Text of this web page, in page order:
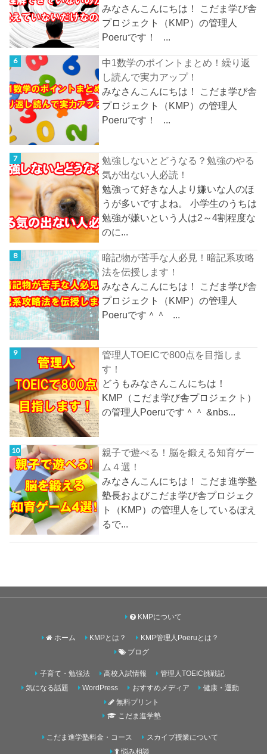
みなさんこんにちは！ こだま学び舎
プロジェクト（KMP）の管理人
Poeruです！ ...
中1数学のポイントまとめ！繰り返
し読んで実力アップ！
みなさんこんにちは！ こだま学び舎
プロジェクト（KMP）の管理人
Poeruです！ ...
勉強しないとどうなる？勉強のやる
気が出ない人必読！
勉強って好きな人より嫌いな人のほ
うが多いですよね。 小学生のうちは
勉強が嫌いという人は2～4割程度な
のに...
暗記物が苦手な人必見！暗記系攻略
法を伝授します！
みなさんこんにちは！ こだま学び舎
プロジェクト（KMP）の管理人
Poeruです＾＾ ...
管理人TOEICで800点を目指しま
す！
どうもみなさんこんにちは！
KMP（こだま学び舎プロジェクト）
の管理人Poeruです＾＾ &nbs...
親子で遊べる！脳を鍛える知育ゲー
ム４選！
みなさんこんにちは！ こだま進学塾
塾長およびこだま学び舎プロジェク
ト（KMP）の管理人をしているぽえ
るで...
ホーム
KMPについて
KMPとは？
KMP管理人Poeruとは？
ブログ
子育て・勉強法 高校入試情報
管理人TOEIC挑戦記
気になる話題
WordPress おすすめメディア
健康・運動
無料プリント
こだま進学塾
こだま進学塾料金・コース
スカイプ授業について
悩み相談